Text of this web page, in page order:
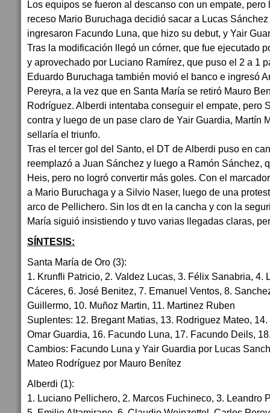
Los equipos se fueron al descanso con un empate,
receso Mario Buruchaga decidió sacar a Lucas
ingresaron Facundo Luna, que hizo su debut, y Yair
Tras la modificación llegó un córner, que fue ejecutado
y aprovechado por Luciano Ramírez, que puso el 2 a 1
Eduardo Buruchaga también movió el banco e ingresó
Pereyra, a la vez que en Santa María se retiró Mauro
Rodríguez. Alberdi intentaba conseguir el empate, pero
contra y luego de un pase claro de Yair Guardia, Martín
sellaría el triunfo.
Tras el tercer gol del Santo, el DT de Alberdi puso en
reemplazó a Juan Sánchez y luego a Ramón Sánchez,
Heis, pero no logró convertir más goles. Con el
a Mario Buruchaga y a Silvio Naser, luego de una
arco de Pellichero. Sin los dt en la cancha y con la
María siguió insistiendo y tuvo varias llegadas claras,
SÍNTESIS:
Santa María de Oro (3):
1. Krunfli Patricio, 2. Valdez Lucas, 3. Félix Sanabria, 4.
Cáceres, 6. José Benitez, 7. Emanuel Ventos, 8.
Guillermo, 10. Muñoz Martin, 11. Martinez Ruben
Suplentes: 12. Bregant Matias, 13. Rodriguez Mateo,
Omar Guardia, 16. Facundo Luna, 17. Facundo Deils,
Cambios: Facundo Luna y Yair Guardia por Lucas
Mateo Rodríguez por Mauro Benítez
Alberdi (1):
1. Luciano Pellichero, 2. Marcos Fuchineco, 3. Leandro